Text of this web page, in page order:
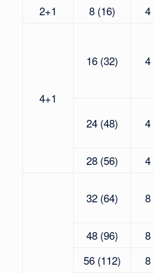
2+1 8 (16) 4
4+1
16 (32) 4
24 (48) 4
28 (56) 4
32 (64) 8
48 (96) 8
56 (112) 8